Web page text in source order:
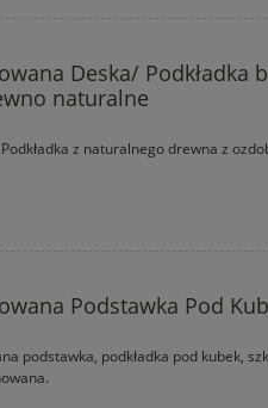
Deska/ Podkładka
naturalne
z naturalnego drewna z
Podstawka Pod
podstawka, podkładka pod kubek,